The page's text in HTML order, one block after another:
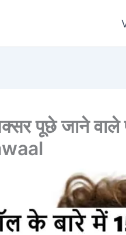
पूछे जाने